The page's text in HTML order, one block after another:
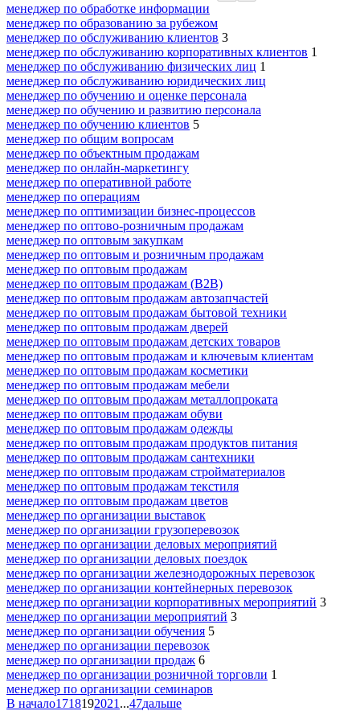
менеджер по обработке информации
менеджер по образованию за рубежом
менеджер по обслуживанию клиентов 3
менеджер по обслуживанию корпоративных клиентов 1
менеджер по обслуживанию физических лиц 1
менеджер по обслуживанию юридических лиц
менеджер по обучению и оценке персонала
менеджер по обучению и развитию персонала
менеджер по обучению клиентов 5
менеджер по общим вопросам
менеджер по объектным продажам
менеджер по онлайн-маркетингу
менеджер по оперативной работе
менеджер по операциям
менеджер по оптимизации бизнес-процессов
менеджер по оптово-розничным продажам
менеджер по оптовым закупкам
менеджер по оптовым и розничным продажам
менеджер по оптовым продажам
менеджер по оптовым продажам (B2B)
менеджер по оптовым продажам автозапчастей
менеджер по оптовым продажам бытовой техники
менеджер по оптовым продажам дверей
менеджер по оптовым продажам детских товаров
менеджер по оптовым продажам и ключевым клиентам
менеджер по оптовым продажам косметики
менеджер по оптовым продажам мебели
менеджер по оптовым продажам металлопроката
менеджер по оптовым продажам обуви
менеджер по оптовым продажам одежды
менеджер по оптовым продажам продуктов питания
менеджер по оптовым продажам сантехники
менеджер по оптовым продажам стройматериалов
менеджер по оптовым продажам текстиля
менеджер по оптовым продажам цветов
менеджер по организации выставок
менеджер по организации грузоперевозок
менеджер по организации деловых мероприятий
менеджер по организации деловых поездок
менеджер по организации железнодорожных перевозок
менеджер по организации контейнерных перевозок
менеджер по организации корпоративных мероприятий 3
менеджер по организации мероприятий 3
менеджер по организации обучения 5
менеджер по организации перевозок
менеджер по организации продаж 6
менеджер по организации розничной торговли 1
менеджер по организации семинаров
В начало1718192021 ...47дальше